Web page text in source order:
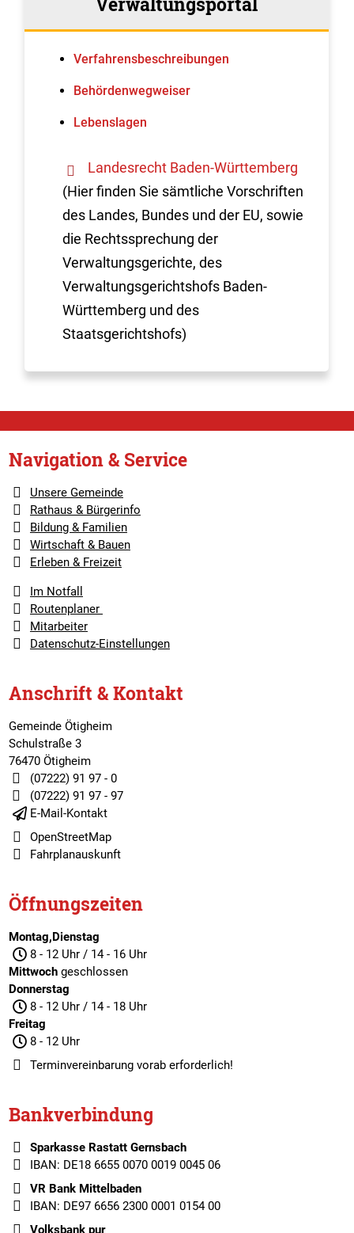
Verfahrens­beschreibungen
Behördenwegweiser
Lebenslagen
Landesrecht Baden-Württemberg
(Hier finden Sie sämtliche Vorschriften
des Landes, Bundes und der EU, sowie
die Rechtssprechung der
Verwaltungsgerichte, des
Verwaltungsgerichtshofs Baden-
Württemberg und des
Staatsgerichtshofs)
Navigation & Service
Unsere Gemeinde
Rathaus & Bürgerinfo
Bildung & Familien
Wirtschaft & Bauen
Erleben & Freizeit
Im Notfall
Routenplaner
Mitarbeiter
Datenschutz-Einstellungen
Anschrift & Kontakt
Gemeinde Ötigheim
Schulstraße 3
76470 Ötigheim
(07222) 91 97 - 0
(07222) 91 97 - 97
E-Mail-Kontakt
OpenStreetMap
Fahrplanauskunft
Öffnungszeiten
Montag,Dienstag
8 - 12 Uhr / 14 - 16 Uhr
Mittwochgeschlossen
Donnerstag
8 - 12 Uhr / 14 - 18 Uhr
Freitag
8 - 12 Uhr
Terminvereinbarungvorab erforderlich!
Bankverbindung
Sparkasse Rastatt Gernsbach
IBAN: DE18 6655 0070 0019 0045 06
VR Bank Mittelbaden
IBAN: DE97 6656 2300 0001 0154 00
Volksbank pur